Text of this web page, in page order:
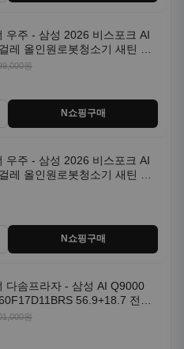
우주 - 삼성 2026 비스포크 AI
레 올인원로봇청소기 새틴 그
원
N쇼핑구매
우주 - 삼성 2026 비스포크 AI
레 올인원로봇청소기 새틴 차
N쇼핑구매
다솜프라자 - 삼성 AI Q9000
56.9+18.7 전국
원